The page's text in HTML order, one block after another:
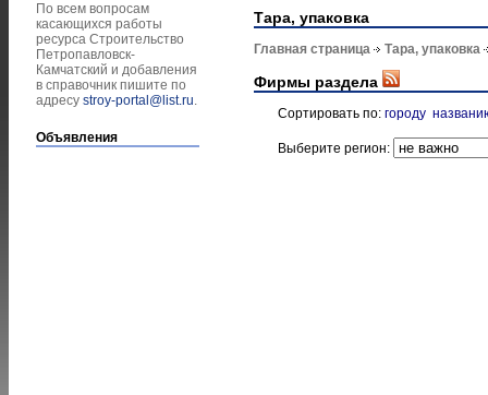
По всем вопросам
касающихся работы
ресурса Строительство
Петропавловск-
Камчатский и добавления
в справочник пишите по
адресу stroy-portal@list.ru.
Объявления
Тара, упаковка
Главная страница Тара, упаковка
Фирмы раздела
Сортировать по: городу
Выберите регион: